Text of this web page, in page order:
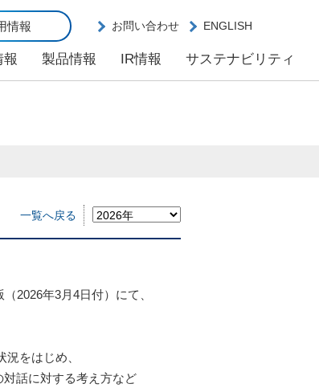
情報 お問い合わせ ENGLISH
報 製品情報 IR情報 サステナビリティ
一覧へ戻る
2026年3月4日付）にて、
をはじめ、
話に対する考え方など